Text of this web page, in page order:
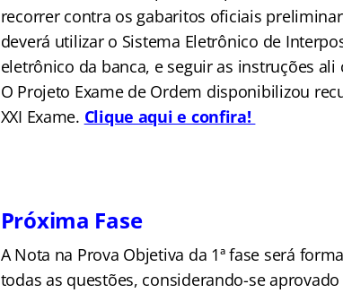
recorrer contra os gabaritos oficiais
deverá utilizar o Sistema Eletrônico de
eletrônico da banca, e seguir as instruções ali
O Projeto Exame de Ordem disponibilizou
XXI Exame. Clique aqui e confira!
Próxima Fase
A Nota na Prova Objetiva da 1ª fase será
todas as questões, considerando-se